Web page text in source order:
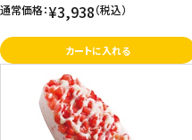
通常価格：¥3,938（税込）
カートに入れる